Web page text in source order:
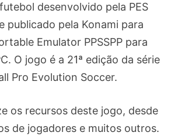
desenvolvido pela PES
publicado pela Konami para
Emulator PPSSPP para
O jogo é a 21ª edição da série
Pro Evolution Soccer.
os recursos deste jogo, desde
de jogadores e muitos outros.